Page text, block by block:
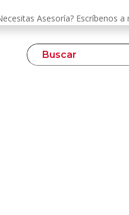
Asesoría? Escríbenos